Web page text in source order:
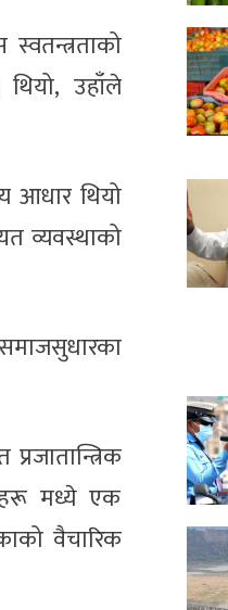
उहाँले
आधार थियो
व्यवस्थाको
मध्ये एक
वैचारिक